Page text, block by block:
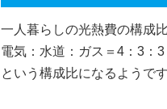
一人暮らしの光熱費の構成比
電気：水道：ガス＝4：3：3
という構成比になるようです